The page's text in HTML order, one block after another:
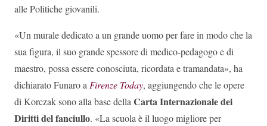
alle Politiche giovanili.
«Un murale dedicato a un grande uomo per fare in modo che la
sua figura, il suo grande spessore di medico-pedagogo e di
maestro, possa essere conosciuta, ricordata e tramandata», ha
dichiarato Funaro aFirenze Today, aggiungendo che le opere
di Korczak sono alla base dellaCarta Internazionale dei
Diritti del fanciullo. «La scuola è il luogo migliore per